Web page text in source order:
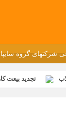
شرکتهای گروه سایپا
تجدید بیعت
مراسم عزاداری و
از خطوط
تیم